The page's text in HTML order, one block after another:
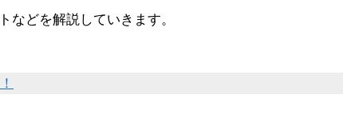
などを解説していきます。